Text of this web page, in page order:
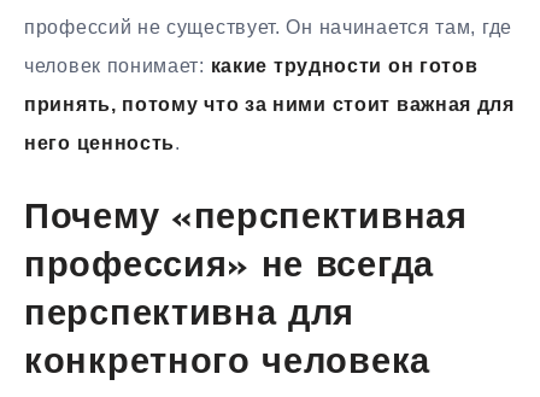
профессий не существует. Он начинается там, где
человек понимает: какие трудности он готов
принять, потому что за ними стоит важная для
него ценность.
Почему «перспективная
профессия» не всегда
перспективна для
конкретного человека